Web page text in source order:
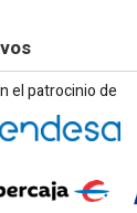
el patrocinio de